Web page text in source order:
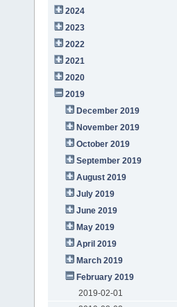
2024
2023
2022
2021
2020
2019
December 2019
November 2019
October 2019
September 2019
August 2019
July 2019
June 2019
May 2019
April 2019
March 2019
February 2019
2019-02-01